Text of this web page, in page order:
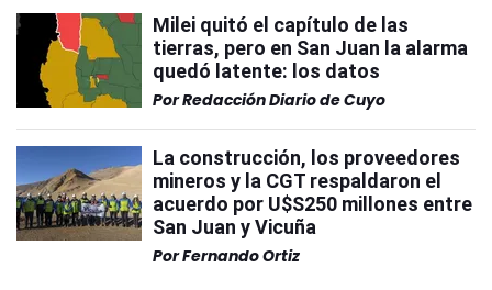
Milei quitó el capítulo de las
tierras, pero en San Juan la alarma
quedó latente: los datos
PorRedacción Diario de Cuyo
La construcción, los proveedores
mineros y la CGT respaldaron el
acuerdo por U$S250 millones entre
San Juan y Vicuña
PorFernando Ortiz